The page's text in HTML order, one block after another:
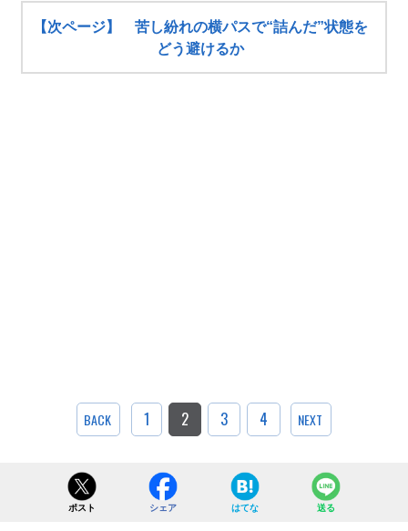
【次ページ】 苦し紛れの横パスで“詰んだ”状態を
どう避けるか
BACK 1 2 3 4 NEXT
ポスト シェア はてな 送る